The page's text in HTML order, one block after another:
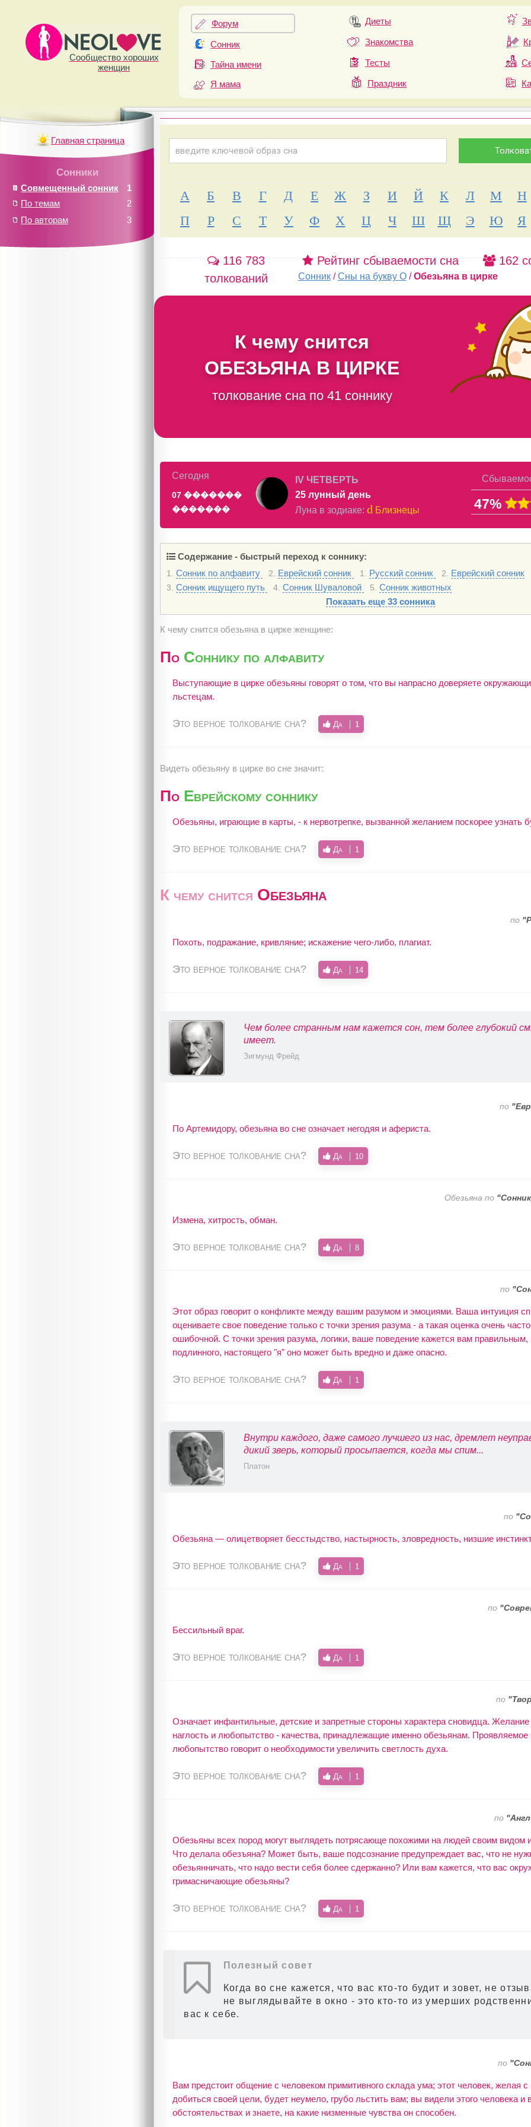
Сообщество хороших
женщин
Форум
Сонник
Тайна имени
Я мама
Диеты
Знакомства
Тесты
Праздник
А Б В Г Д Е Ж З И Й К Л М Н
П
Р С Т У Ф Х Ц Ч Ш Щ Э Ю Я
116 783
толкований
Рейтинг сбываемости сна 162
Сонник /Сны на букву О /Обезьяна в цирке
К чему снится
ОБЕЗЬЯНА В ЦИРКЕ
толкование сна по 41 соннику
Сегодня
07 �������
�������
IV ЧЕТВЕРТЬ
25 лунный день
Луна в зодиаке: d Близнецы 47%
Содержание - быстрый переход к соннику:
1. Сонник по алфавиту 2. Еврейский сонник 1. Русский сонник 2. Еврейский сонник
3. Сонник ищущего путь 4. Сонник Шуваловой 5. Сонник животных
Показать еще 33 сонника
К чему снится обезьяна в цирке женщине:
По Соннику по алфавиту
Выступающие в цирке обезьяны говорят о том, что вы напрасно доверяете
льстецам.
Это верное толкование сна? Да 1
Видеть обезьяну в цирке во сне значит:
По Еврейскому соннику
Обезьяны, играющие в карты, - к нервотрепке, вызванной желанием поскорее узнать
Это верное толкование сна? Да 1
К чему снится Обезьяна
по
Похоть, подражание, кривляние; искажение чего-либо, плагиат.
Это верное толкование сна? Да 14
Чем более странным нам кажется сон, тем более глубокий
имеет.
Зигмунд Фрейд
по
По Артемидору, обезьяна во сне означает негодяя и афериста.
Это верное толкование сна? Да 10
Обезьяна по
Измена, хитрость, обман.
Это верное толкование сна? Да 8
по
Этот образ говорит о конфликте между вашим разумом и эмоциями. Ваша интуиция
оцениваете свое поведение только с точки зрения разума - а такая оценка очень
ошибочной. С точки зрения разума, логики, ваше поведение кажется вам правильным,
подлинного, настоящего "я" оно может быть вредно и даже опасно.
Это верное толкование сна? Да 1
Внутри каждого, даже самого лучшего из нас, дремлет
дикий зверь, который просыпается, когда мы спим...
Платон
по
Обезьяна — олицетворяет бесстыдство, настырность, зловредность, низшие
Это верное толкование сна? Да 1
по
Бессильный враг.
Это верное толкование сна? Да 1
по
Означает инфантильные, детские и запретные стороны характера сновидца. Желание
наглость и любопытство - качества, принадлежащие именно обезьянам. Проявляемое
любопытство говорит о необходимости увеличить светлость духа.
Это верное толкование сна? Да 1
по
Обезьяны всех пород могут выглядеть потрясающе похожими на людей своим видом
Что делала обезъяна? Может быть, ваше подсознание предупреждает вас, что не
обезьянничать, что надо вести себя более сдержанно? Или вам кажется, что вас
гримасничающие обезьяны?
Это верное толкование сна? Да 1
Полезный совет
Когда во сне кажется, что вас кто-то будит и зовет, не
не выглядывайте в окно - это кто-то из умерших
вас к себе.
по
Вам предстоит общение с человеком примитивного склада ума; этот человек, желая
добиться своей цели, будет неумело, грубо льстить вам; вы видели этого человека и
обстоятельствах и знаете, на какие низменные чувства он способен.
Главная страница
Сонники
1
Совмещенный сонник
2
По темам
3
По авторам